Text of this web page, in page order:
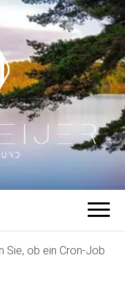
Sie, ob ein Cron-Job